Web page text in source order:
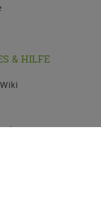
& HILFE